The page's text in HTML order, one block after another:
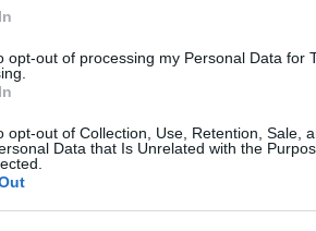
opt-out of processing my Personal Data for
opt-out of Collection, Use, Retention, Sale,
Data that Is Unrelated with the